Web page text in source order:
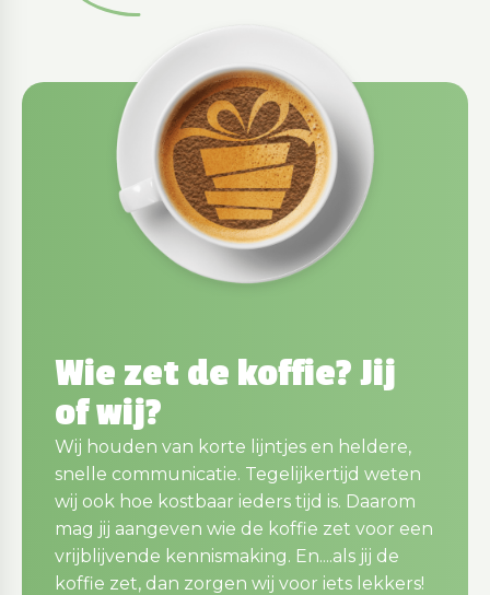
Wie zet de koffie? Jij
of wij?
Wij houden van korte lijntjes en heldere,
snelle communicatie. Tegelijkertijd weten
wij ook hoe kostbaar ieders tijd is. Daarom
mag jij aangeven wie de koffie zet voor een
vrijblijvende kennismaking. En....als jij de
koffie zet, dan zorgen wij voor iets lekkers!